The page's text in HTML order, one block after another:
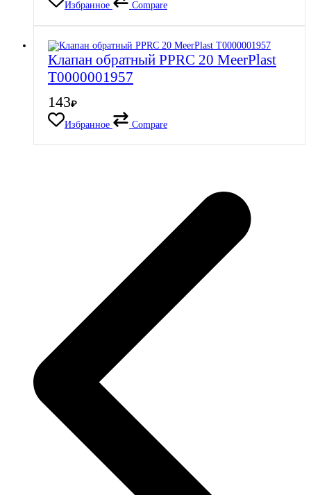
Избранное
Compare
Клапан обратный PPRC 20 MeerPlast
Т0000001957
143₽
Избранное
Compare